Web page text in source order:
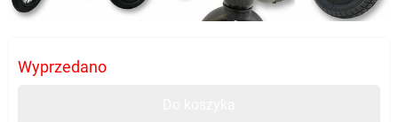
Wyprzedano